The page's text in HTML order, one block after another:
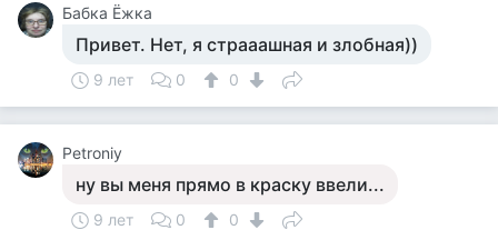
Бабка Ёжка
Привет. Нет, я страаашная и злобная))
9 лет 0 0
Petroniy
ну вы меня прямо в краску ввели...
9 лет 0 0